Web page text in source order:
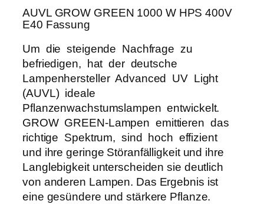
7
8
9
0
€
N
1
0
0
0
W
H
P
S
4
0
0
V
AUVL GROW GREEN 1000 W HPS 400V
E40 Fassung
Um die steigende Nachfrage zu
befriedigen, hat der deutsche
Lampenhersteller Advanced UV Light
(AUVL) ideale
Pflanzenwachstumslampen entwickelt.
GROW GREEN-Lampen emittieren das
richtige Spektrum, sind hoch effizient
und ihre geringe Störanfälligkeit und ihre
Langlebigkeit unterscheiden sie deutlich
von anderen Lampen. Das Ergebnis ist
eine gesündere und stärkere Pflanze.